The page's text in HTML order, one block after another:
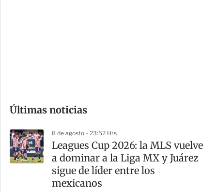
m
a
r
t
Últimas noticias
8 de agosto - 23:52 Hrs
Leagues Cup 2026: la MLS vuelve
a dominar a la Liga MX y Juárez
sigue de líder entre los
mexicanos